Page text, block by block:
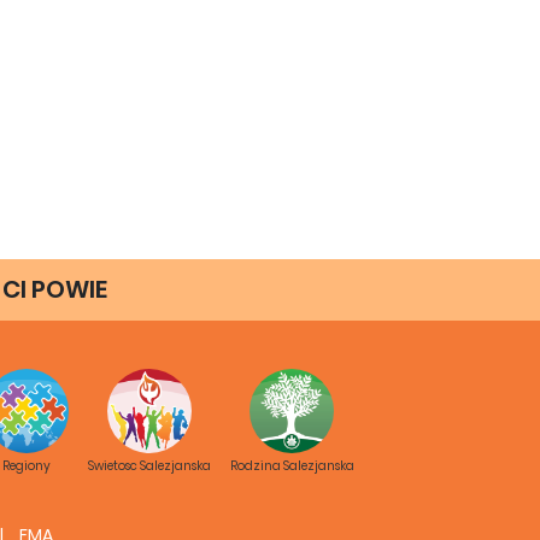
POWIE
Regiony Swietosc Salezjanska Rodzina Salezjanska